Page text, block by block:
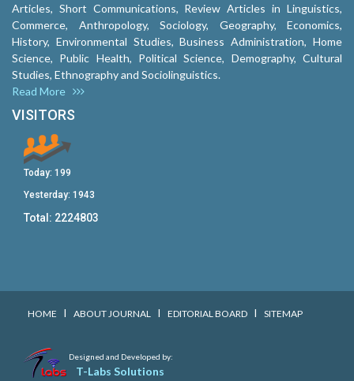
Articles, Short Communications, Review Articles in Linguistics,
Commerce, Anthropology, Sociology, Geography, Economics,
History, Environmental Studies, Business Administration, Home
Science, Public Health, Political Science, Demography, Cultural
Studies, Ethnography and Sociolinguistics.
Read More
VISITORS
Today: 199
Yesterday: 1943
Total: 2224803
HOME I ABOUT JOURNAL I EDITORIAL BOARD I SITEMAP
Designed and Developed by:
T-Labs Solutions